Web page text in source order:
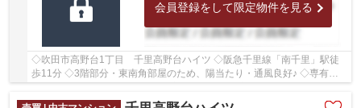
会員登録をして限定物件を見る
◇吹田市高野台1丁目 千里高野台ハイツ ◇阪急千里線「南千里」駅徒
歩11分 ◇3階部分・東南角部屋のため、陽当たり・通風良好♪ ◇専有面